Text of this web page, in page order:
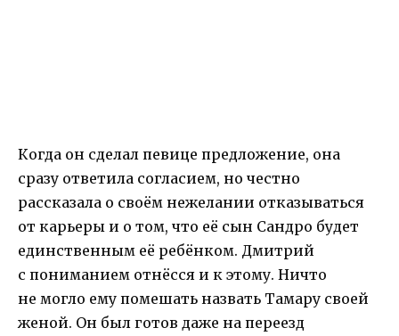
Когда он сделал певице предложение, она
сразу ответила согласием, но честно
рассказала о своём нежелании отказываться
от карьеры и о том, что её сын Сандро будет
единственным её ребёнком. Дмитрий
с пониманием отнёсся и к этому. Ничто
не могло ему помешать назвать Тамару своей
женой. Он был готов даже на переезд